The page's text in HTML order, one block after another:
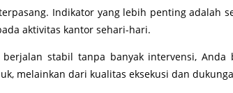
Indikator yang lebih penting adalah
aktivitas kantor sehari-hari.
stabil tanpa banyak intervensi,
melainkan dari kualitas eksekusi dan